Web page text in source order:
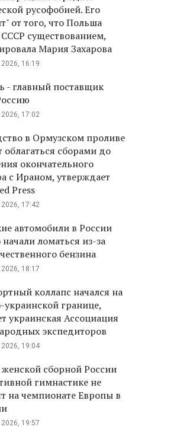
русофобией. Его
от того, что Польша
СССР существованием,
Мария Захарова
2026, 16:19
- главный поставщик
2026, 17:02
в Ормузском проливе
облагаться сборами до
окончательного
с Ираном, утверждает
Press
2026, 17:42
автомобили в России
начали ломаться из-за
бензина
2026, 18:17
коллапс начался на
украинской границе,
украинская Ассоциация
экспедиторов
2026, 19:04
сборной России
гимнастике не
на чемпионате Европы в
2026, 19:57